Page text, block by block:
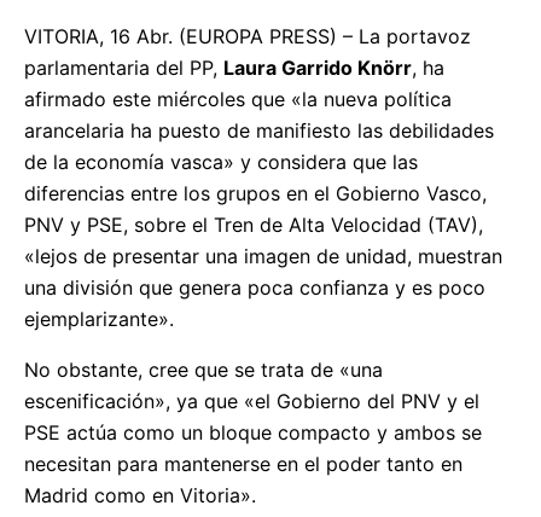
VITORIA, 16 Abr. (EUROPA PRESS) – La portavoz
parlamentaria del PP, Laura Garrido Knörr, ha
afirmado este miércoles que «la nueva política
arancelaria ha puesto de manifiesto las debilidades
de la economía vasca» y considera que las
diferencias entre los grupos en el Gobierno Vasco,
PNV y PSE, sobre el Tren de Alta Velocidad (TAV),
«lejos de presentar una imagen de unidad, muestran
una división que genera poca confianza y es poco
ejemplarizante».
No obstante, cree que se trata de «una
escenificación», ya que «el Gobierno del PNV y el
PSE actúa como un bloque compacto y ambos se
necesitan para mantenerse en el poder tanto en
Madrid como en Vitoria».